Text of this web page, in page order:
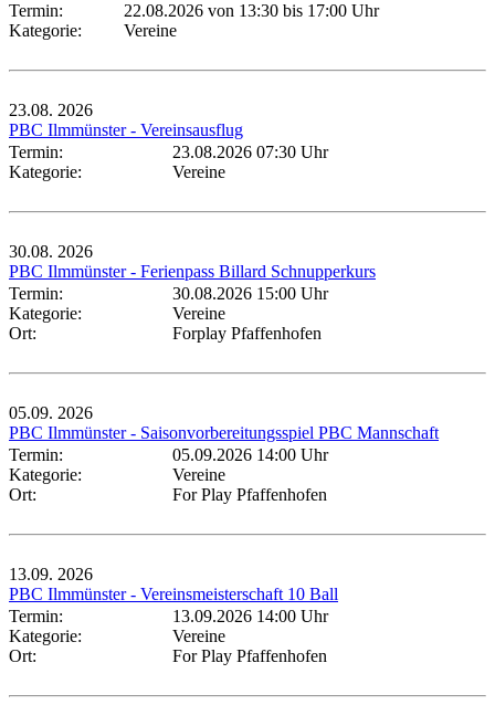
Termin:
22.08.2026 von 13:30 bis 17:00 Uhr
Kategorie:
Vereine
23.08. 2026
PBC Ilmmünster - Vereinsausflug
Termin:
23.08.2026 07:30 Uhr
Kategorie:
Vereine
30.08. 2026
PBC Ilmmünster - Ferienpass Billard Schnupperkurs
Termin:
30.08.2026 15:00 Uhr
Kategorie:
Vereine
Ort:
Forplay Pfaffenhofen
05.09. 2026
PBC Ilmmünster - Saisonvorbereitungsspiel PBC Mannschaft
Termin:
05.09.2026 14:00 Uhr
Kategorie:
Vereine
Ort:
For Play Pfaffenhofen
13.09. 2026
PBC Ilmmünster - Vereinsmeisterschaft 10 Ball
Termin:
13.09.2026 14:00 Uhr
Kategorie:
Vereine
Ort:
For Play Pfaffenhofen